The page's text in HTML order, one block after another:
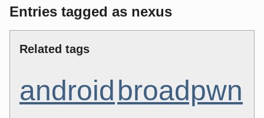
Entries tagged as nexus
Related tags
androidbroadpwn